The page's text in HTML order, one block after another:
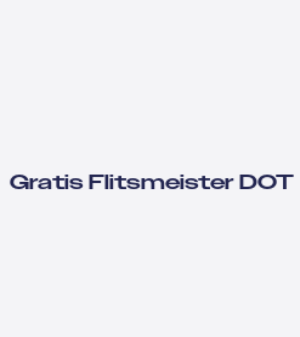
Gratis Flitsmeister DOT